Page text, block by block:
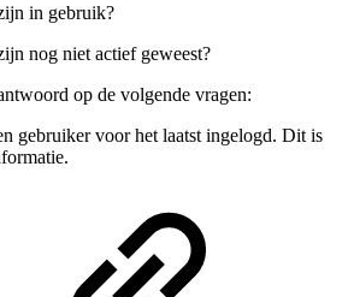
in gebruik?
nog niet actief geweest?
op de volgende vragen:
gebruiker voor het laatst ingelogd. Dit is